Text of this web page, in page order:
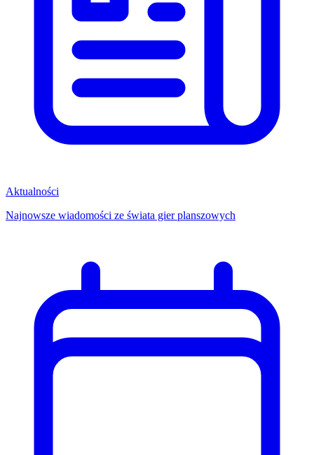
Aktualności
Najnowsze wiadomości ze świata gier planszowych